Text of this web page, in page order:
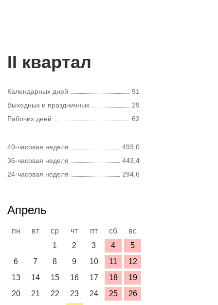
II квартал
Календарных дней
91
Выходных и праздничных
29
Рабочих дней
62
40-часовая неделя
493,0
36-часовая неделя
443,4
24-часовая неделя
294,6
Апрель
пн вт ср чт пт сб
вс
1
2 3 4
5
6
7 8 9 10 11
12
13
14 15 16 17 18
19
20
21 22 23 24 25
26